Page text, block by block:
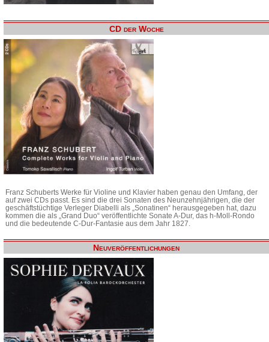
CD der Woche
Franz Schuberts Werke für Violine und Klavier haben genau den Umfang, der
auf zwei CDs passt. Es sind die drei Sonaten des Neunzehnjährigen, die der
geschäftstüchtige Verleger Diabelli als „Sonatinen“ herausgegeben hat, dazu
kommen die als „Grand Duo“ veröffentlichte Sonate A-Dur, das h-Moll-Rondo
und die bedeutende C-Dur-Fantasie aus dem Jahr 1827.
Neuveröffentlichungen